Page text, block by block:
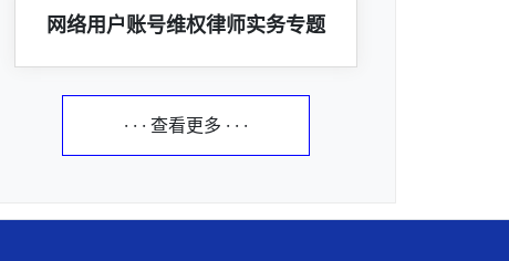
网络用户账号维权律师实务专题
· · · 查看更多 · · ·